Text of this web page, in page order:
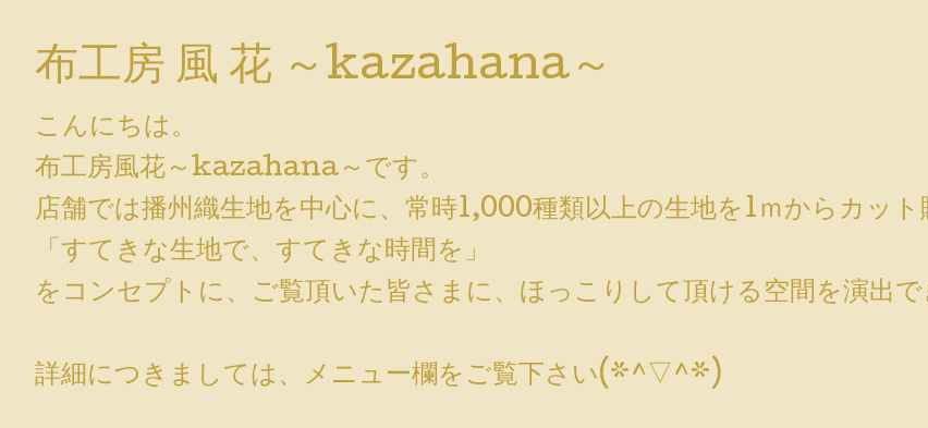
布工房 風 花 ～kazahana～
こんにちは。
布工房風花～kazahana～です。
店舗では播州織生地を中心に、常時1,000種類以上の生地を1ｍからカット
「すてきな生地で、すてきな時間を」
をコンセプトに、ご覧頂いた皆さまに、ほっこりして頂ける空間を演出
詳細につきましては、メニュー欄をご覧下さい(*^▽^*)